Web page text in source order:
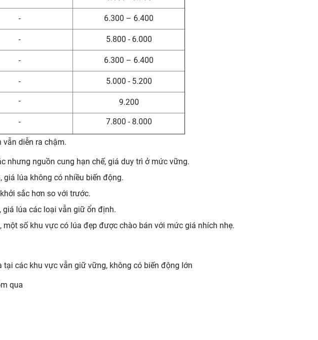
- 6.300 – 6.400
- 5.800 - 6.000
- 6.300 – 6.400
- 5.000 - 5.200
- 9.200
- 7.800 - 8.000
diễn ra chậm.
nhưng nguồn cung hạn chế, giá duy trì ở mức vững.
giá lúa không có nhiều biến động.
sắc hơn so với trước.
lúa các loại vẫn giữ ổn định.
số khu vực có lúa đẹp được chào bán với mức giá nhích nhẹ.
các khu vực vẫn giữ vững, không có biến động lớn
qua